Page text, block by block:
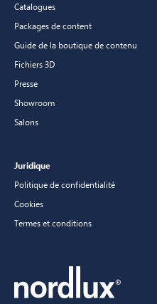
Catalogues
Packages de content
Guide de la boutique de contenu
Fichiers 3D
Presse
Showroom
Salons
Juridique
Politique de confidentialité
Cookies
Termes et conditions